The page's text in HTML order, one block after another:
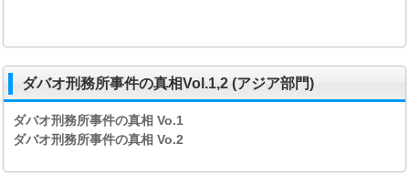
ダバオ刑務所事件の真相Vol.1,2 (アジア部門)
ダバオ刑務所事件の真相Vo.1
ダバオ刑務所事件の真相Vo.2